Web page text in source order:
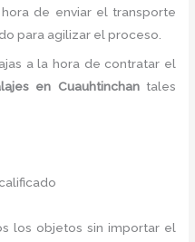
de enviar el transporte
para agilizar el proceso.
a la hora de contratar el
en Cuauhtinchan tales
los objetos sin importar el